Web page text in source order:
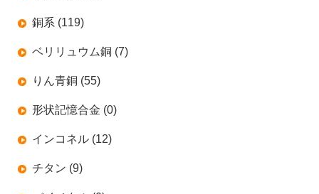
銅系 (119)
ベリリュウム銅 (7)
りん青銅 (55)
形状記憶合金 (0)
インコネル (12)
チタン (9)